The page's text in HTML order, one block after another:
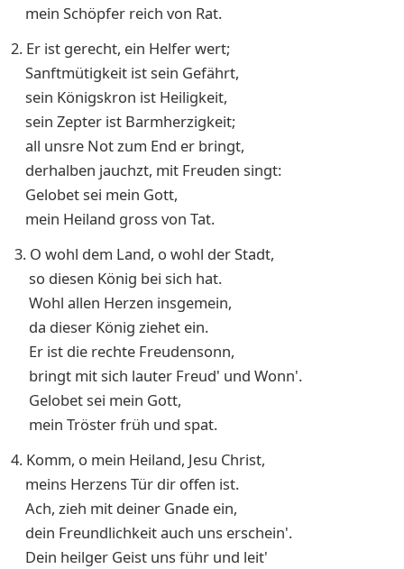
mein Schöpfer reich von Rat.
2. Er ist gerecht, ein Helfer wert;
Sanftmütigkeit ist sein Gefährt,
sein Königskron ist Heiligkeit,
sein Zepter ist Barmherzigkeit;
all unsre Not zum End er bringt,
derhalben jauchzt, mit Freuden singt:
Gelobet sei mein Gott,
mein Heiland gross von Tat.
3. O wohl dem Land, o wohl der Stadt,
so diesen König bei sich hat.
Wohl allen Herzen insgemein,
da dieser König ziehet ein.
Er ist die rechte Freudensonn,
bringt mit sich lauter Freud' und Wonn'.
Gelobet sei mein Gott,
mein Tröster früh und spat.
4. Komm, o mein Heiland, Jesu Christ,
meins Herzens Tür dir offen ist.
Ach, zieh mit deiner Gnade ein,
dein Freundlichkeit auch uns erschein'.
Dein heilger Geist uns führ und leit'